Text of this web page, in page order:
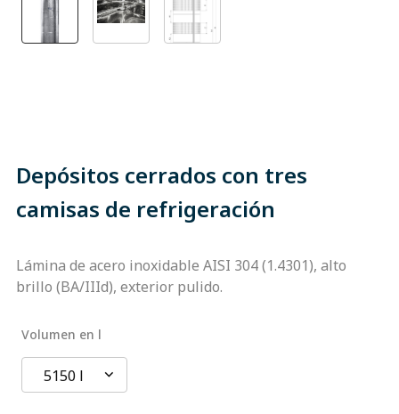
Depósitos cerrados con tres
camisas de refrigeración
Lámina de acero inoxidable AISI 304 (1.4301), alto
brillo (BA/IIId), exterior pulido.
Volumen en l
5150 l